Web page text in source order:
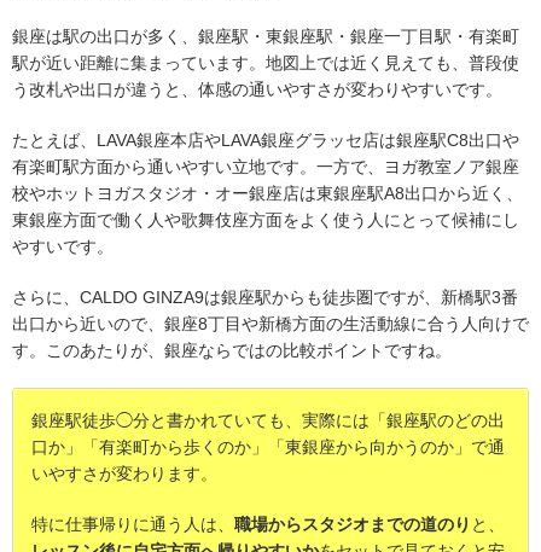
銀座は駅の出口が多く、銀座駅・東銀座駅・銀座一丁目駅・有楽町
駅が近い距離に集まっています。地図上では近く見えても、普段使
う改札や出口が違うと、体感の通いやすさが変わりやすいです。
たとえば、LAVA銀座本店やLAVA銀座グラッセ店は銀座駅C8出口や
有楽町駅方面から通いやすい立地です。一方で、ヨガ教室ノア銀座
校やホットヨガスタジオ・オー銀座店は東銀座駅A8出口から近く、
東銀座方面で働く人や歌舞伎座方面をよく使う人にとって候補にし
やすいです。
さらに、CALDO GINZA9は銀座駅からも徒歩圏ですが、新橋駅3番
出口から近いので、銀座8丁目や新橋方面の生活動線に合う人向けで
す。このあたりが、銀座ならではの比較ポイントですね。
銀座駅徒歩◯分と書かれていても、実際には「銀座駅のどの出
口か」「有楽町から歩くのか」「東銀座から向かうのか」で通
いやすさが変わります。
特に仕事帰りに通う人は、 職場からスタジオまでの道のり と、